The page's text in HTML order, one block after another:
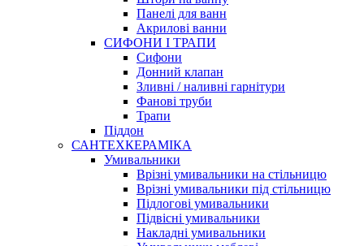
Панелі для ванн
Акрилові ванни
СИФОНИ І ТРАПИ
Сифони
Донний клапан
Зливні / наливні гарнітури
Фанові труби
Трапи
Піддон
САНТЕХКЕРАМІКА
Умивальники
Врізні умивальники на стільницю
Врізні умивальники під стільницю
Підлогові умивальники
Підвісні умивальники
Накладні умивальники